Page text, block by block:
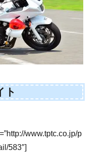
ト
www.tptc.co.jp/p
583″]